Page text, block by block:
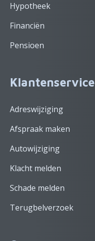
Hypotheek
Financiën
Pensioen
Klantenservice
Adreswijziging
Afspraak maken
Autowijziging
Klacht melden
Schade melden
Terugbelverzoek